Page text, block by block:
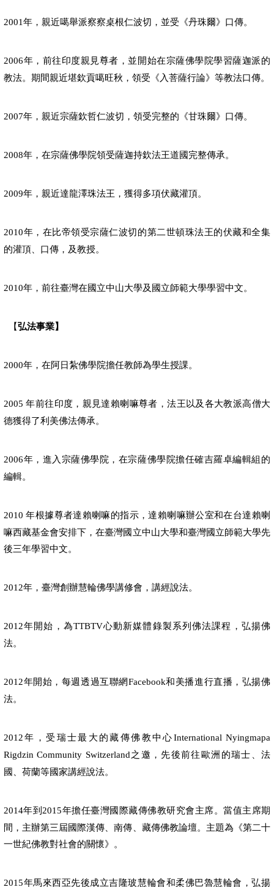
2001年，親近噶舉派察察桌根仁波切，並受《丹珠爾》口傳。
2006年，前往印度親見尊者，並開始在宗薩佛學院學習薩迦派的
教法。期間親近堪欽貢噶旺秋，領受《入菩薩行論》等教法口傳。
2007年，親近宗薩欽哲仁波切，領受完整的《甘珠爾》口傳。
2008年，在宗薩佛學院領受薩迦持欽法王道國完整傳承。
2009年，親近達龍澤珠法王，獲得多項伏藏灌頂。
2010年，在比帝領受宗薩仁波切的第二世頓珠法王的伏藏和全集
的灌頂、口傳，及教授。
2010年，前往臺灣在國立中山大學及國立師範大學學習中文。
【弘法事業】
2000年，在阿日紮佛學院擔任教師為學生授課。
2005年前往印度，親見達賴喇嘛尊者，法王以及各大教派高僧大
德獲得了利美佛法傳承。
2006年，進入宗薩佛學院，在宗薩佛學院擔任確吉羅卓編輯組的
編輯。
2010年根據尊者達賴喇嘛的指示，達賴喇嘛辦公室和在台達賴喇
嘛西藏基金會安排下，在臺灣國立中山大學和臺灣國立師範大學先
後三年學習中文。
2012年，臺灣創辦慧輪佛學講修會，講經說法。
2012年開始，為TTBTV心動新媒體錄製系列佛法課程，弘揚佛
法。
2012年開始，每週透過互聯網Facebook和美播進行直播，弘揚佛
法。
2012年，受瑞士最大的藏傳佛教中心International Nyingmapa
Rigdzin Community Switzerland之邀，先後前往歐洲的瑞士、法
國、荷蘭等國家講經說法。
2014年到 2015年擔任臺灣國際藏傳佛教研究會主席。當值主席期
間，主辦第三屆國際漢傳、南傳、藏傳佛教論壇。主題為《第二十
一世紀佛教對社會的關懷》。
2015年馬來西亞先後成立吉隆玻慧輪會和柔佛巴魯慧輪會，弘揚